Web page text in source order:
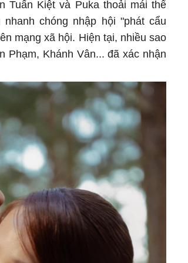
Tuấn Kiệt và Puka thoải mái thể
chóng nhập hội "phát cẩu
mạng xã hội. Hiện tại, nhiều sao
Phạm, Khánh Vân... đã xác nhận